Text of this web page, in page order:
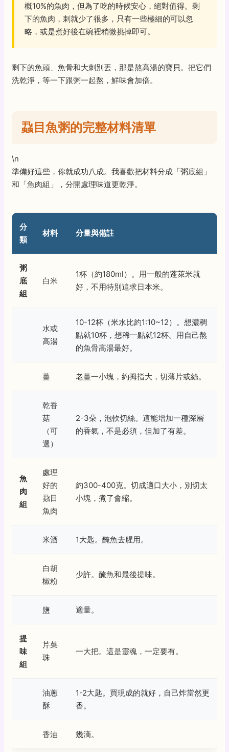
概10%的魚肉，但為了吃的時候安心，絕對值得。剩
下的魚肉，刺就少了很多，只有一些極細的可以忽
略，或是煮好後在碗裡稍微挑掉即可。
剩下的魚頭、魚骨和大刺別丟，那是熬高湯的寶貝。把它們
洗乾淨，等一下跟粥一起熬，鮮味會加倍。
蝨目魚粥的完整材料清單
\n
準備好這些，你就成功八成。我喜歡把材料分成「粥底組」
和「魚肉組」，分開處理味道更乾淨。
分
類
材料 分量與備註
粥
底
組
白米
1杯（約180ml）。用一般的蓬萊米就
好，不用特別追求日本米。
水或
高湯
10-12杯（米水比約1:10~12）。想濃稠
點就10杯，想稀一點就12杯。用自己熬
的魚骨高湯最好。
薑 老薑一小塊，約拇指大，切薄片或絲。
乾香
菇
（可
選）
2-3朵，泡軟切絲。這能增加一種深層
的香氣，不是必須，但加了有差。
魚
肉
組
處理
好的
蝨目
魚肉
約300-400克。切成適口大小，別切太
小塊，煮了會縮。
米酒 1大匙。醃魚去腥用。
白胡
椒粉
少許。醃魚和最後提味。
鹽 適量。
提
味
組
芹菜
珠
一大把。這是靈魂，一定要有。
油蔥
酥
1-2大匙。買現成的就好，自己炸當然更
香。
香油 幾滴。